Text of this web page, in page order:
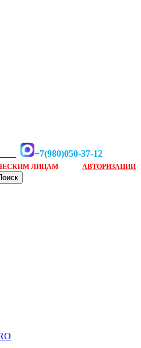
+7(980)050-37-12
ЛИЦАМ АВТОРИЗАЦИИ